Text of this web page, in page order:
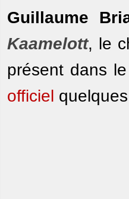
Guillaume
Kaamelott, le
présent dans
officiel